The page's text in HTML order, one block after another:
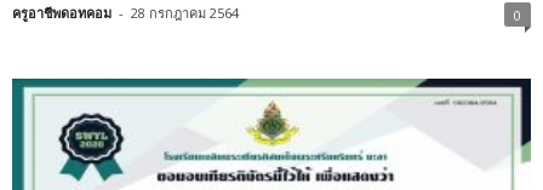
ครูอาชีพดอทคอม - 28 กรกฎาคม 2564 0